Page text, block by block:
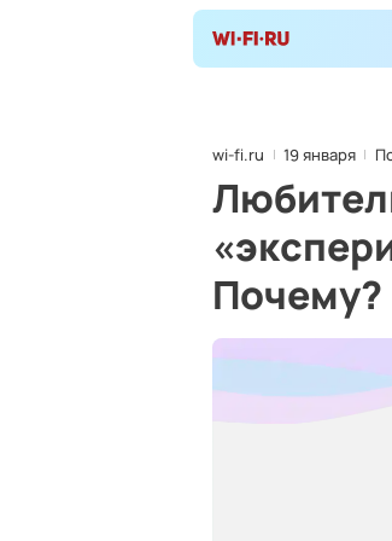
wi-fi.ru 19 января
Почему?